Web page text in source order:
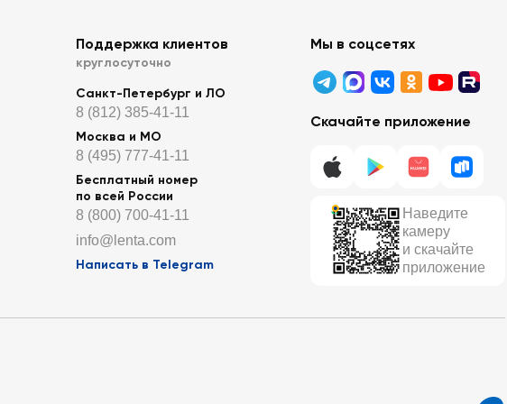
Поддержка клиентов
круглосуточно
Санкт-Петербург и ЛО
8 (812) 385-41-11
Москва и МО
8 (495) 777-41-11
Бесплатный номер
по всей России
8 (800) 700-41-11
info@lenta.com
Написать в Telegram
Мы в соцсетях
Скачайте приложение
Наведите
камеру
и скачайте
приложение